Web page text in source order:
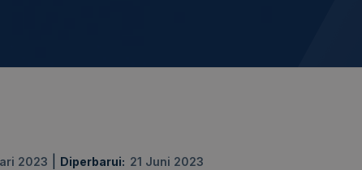
2023 Diperbarui: 21 Juni 2023